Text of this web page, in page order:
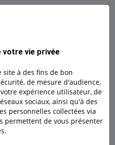
compte 100% digital
votre vie privée
site à des fins de bon
de mesure d'audience,
expérience utilisateur, de
sociaux, ainsi qu'à des
personnelles collectées via
permettent de vous présenter